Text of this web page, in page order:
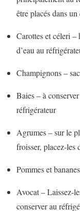
être placés dans
Carottes et céleri –
d’eau au
Champignons –
Baies – à
réfrigérateur
Agrumes – sur le
froisser, placez-les
Pommes et
Avocat – Laissez-
conserver au